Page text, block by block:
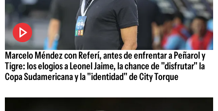
Marcelo Méndez con Referí, antes de enfrentar a Peñarol y
Tigre: los elogios a Leonel Jaime, la chance de "disfrutar" la
Copa Sudamericana y la "identidad" de City Torque